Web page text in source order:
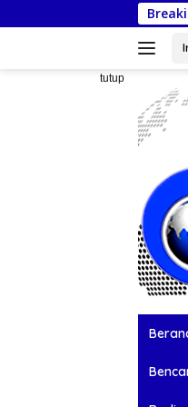
ke
Nefonaek Rayakan
tutup